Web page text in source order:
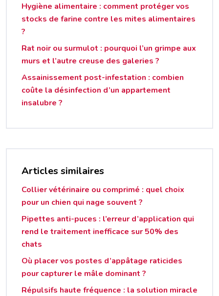
Hygiène alimentaire : comment protéger vos
stocks de farine contre les mites alimentaires
?
Rat noir ou surmulot : pourquoi l’un grimpe aux
murs et l’autre creuse des galeries ?
Assainissement post-infestation : combien
coûte la désinfection d’un appartement
insalubre ?
Articles similaires
Collier vétérinaire ou comprimé : quel choix
pour un chien qui nage souvent ?
Pipettes anti-puces : l’erreur d’application qui
rend le traitement inefficace sur 50% des
chats
Où placer vos postes d’appâtage raticides
pour capturer le mâle dominant ?
Répulsifs haute fréquence : la solution miracle